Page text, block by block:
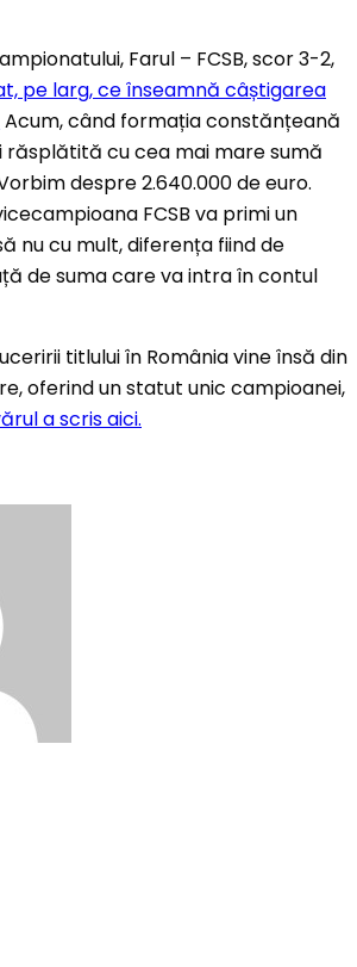
Farul – FCSB, scor 3-2,
pe larg, ce înseamnă câștigarea
Acum, când formația constănțeană
răsplătită cu cea mai mare sumă
despre 2.640.000 de euro.
FCSB va primi un
nu cu mult, diferența fiind de
de suma care va intra în contul
titlului în România vine însă din
oferind un statut unic campioanei,
a scris aici.